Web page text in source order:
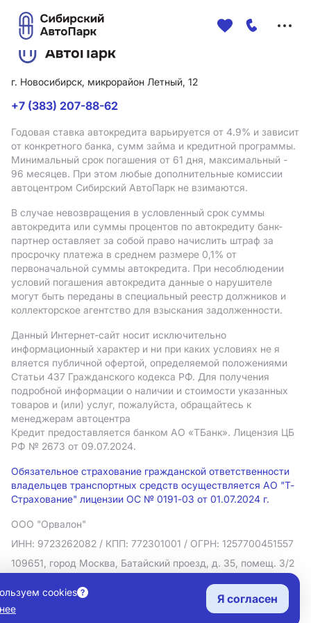
г. Новосибирск, микрорайон Летный, 12
+7 (383) 207-88-62
Годовая ставка автокредита варьируется от 4.9% и зависит
от конкретного банка, сумм займа и кредитной программы.
Минимальный срок погашения от 61 дня, максимальный -
96 месяцев. При этом любые дополнительные комиссии
автоцентром Сибирский АвтоПарк не взимаются.
В случае невозвращения в условленный срок суммы
автокредита или суммы процентов по автокредиту банк-
партнер оставляет за собой право начислить штраф за
просрочку платежа в среднем размере 0,1% от
первоначальной суммы автокредита. При несоблюдении
условий погашения автокредита данные о нарушителе
могут быть переданы в специальный реестр должников и
коллекторское агентство для взыскания задолженности.
Данный Интернет-сайт носит исключительно
информационный характер и ни при каких условиях не я
вляется публичной офертой, определяемой положениями
Статьи 437 Гражданского кодекса РФ. Для получения
подробной информации о наличии и стоимости указанных
товаров и (или) услуг, пожалуйста, обращайтесь к
менеджерам автоцентра
Кредит предоставляется банком АO «ТБанк». Лицензия ЦБ
РФ № 2673 от 09.07.2024.
Обязательное страхование гражданской ответственности
владельцев транспортных средств осуществляется АО "Т-
Страхование" лицензии ОС № 0191-03 от 01.07.2024 г.
ООО "Орвалон"
ИНН: 9723262082 / КПП: 772301001 / ОГРН: 1257700451557
109651, город Москва, Батайский проезд, д. 35, помещ. 3/2
Политика в отношении обработки персональных данных
Согласие на рекламную рассылку
Правовая информация
cookies
Я согласен